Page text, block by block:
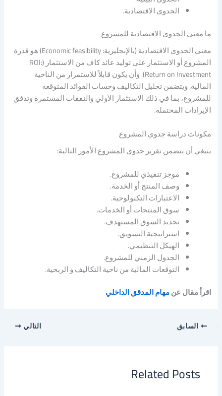
الجدوى الاقتصادية.
ما معنى الجدوى الاقتصادية للمشروع
معنى الجدوى الاقتصادية (بالإنجليزية: Economic feasibility) هو قدرة
المشروع أو الاستثمار على توليد عائد كاف من الاستثمار (ROI:
Return on Investment). وأن يكون قابلاً للاستمرار من الناحية
المالية. ويتضمن تحليل التكاليف وحساب الفوائد المتوقعة
للمشروع، بما في ذلك الاستثمار الأولي والنفقات المستمرة وتدفق
الإيرادات المحتملة.
مكونات دراسة جدوى المشروع
ينبغي أن يتضمن تقرير جدوى المشروع الأمور التالية:
موجز تنفيذي للمشروع.
وصف المنتج أو الخدمة.
الاعتبارات التكنولوجية.
سوق المنتجات أو الخدمات.
تحديد السوق المستهدف.
استراتيجية التسويق.
الهيكل التنظيمي.
الجدول الزمني للمشروع.
التوقعات المالية من ناحية التكاليف و الربحية.
اقرأ مقال عنمهام المدقق الداخلي
السابق التالي
Related Posts